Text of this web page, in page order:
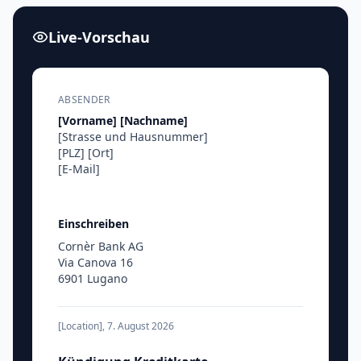
Live-Vorschau
ABSENDER
[Vorname] [Nachname]
[Strasse und Hausnummer]
[PLZ] [Ort]
[E-Mail]
Einschreiben
Cornèr Bank AG
Via Canova 16
6901 Lugano
[Location],7. August 2026